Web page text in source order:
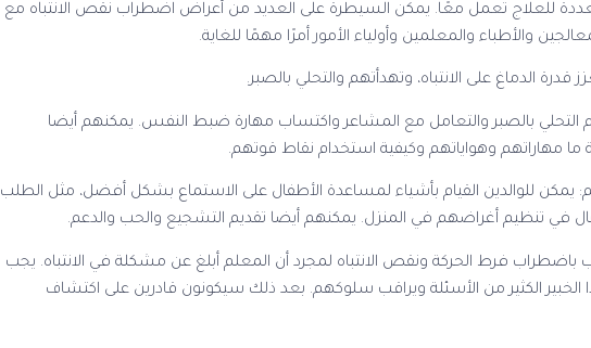
للعلاج تعمل معًا. يمكن السيطرة على العديد من أعراض اضطراب نقص الانتباه مع
والأطباء والمعلمين وأولياء الأمور أمرًا مهمًا للغاية.
قدرة الدماغ على الانتباه، وتهدأتهم والتحلي بالصبر.
التحلي بالصبر والتعامل مع المشاعر واكتساب مهارة ضبط النفس. يمكنهم أيضا
مهاراتهم وهواياتهم وكيفية استخدام نقاط قوتهم.
يمكن للوالدين القيام بأشياء لمساعدة الأطفال على الاستماع بشكل أفضل، مثل الطلب
في تنظيم أغراضهم في المنزل. يمكنهم أيضا تقديم التشجيع والحب والدعم.
فرط الحركة ونقص الانتباه لمجرد أن المعلم أبلغ عن مشكلة في الانتباه. يجب
الكثير من الأسئلة ويراقب سلوكهم. بعد ذلك سيكونون قادرين على اكتشاف